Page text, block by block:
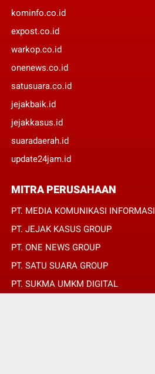
kominfo.co.id
expost.co.id
warkop.co.id
onenews.co.id
satusuara.co.id
jejakbaik.id
jejakkasus.id
suaradaerah.id
update24jam.id
MITRA PERUSAHAAN
PT. MEDIA KOMUNIKASI INFORMASI
PT. JEJAK KASUS GROUP
PT. ONE NEWS GROUP
PT. SATU SUARA GROUP
PT. SUKMA UMKM DIGITAL